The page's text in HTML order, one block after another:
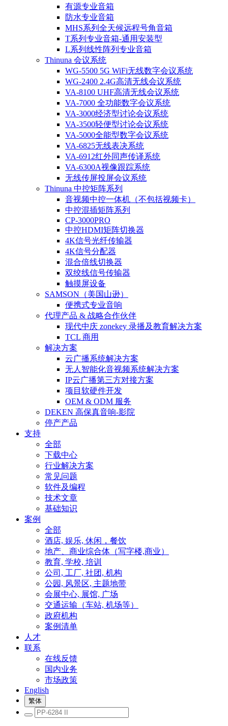
有源专业音箱
防水专业音箱
MHS系列全天候远程号角音箱
T系列专业音箱-通用安装型
L系列线性阵列专业音箱
Thinuna 会议系统
WG-5500 5G WiFi无线数字会议系统
WG-2400 2.4G高清无线会议系统
VA-8100 UHF高清无线会议系统
VA-7000 全功能数字会议系统
VA-3000经济型讨论会议系统
VA-3500轻便型讨论会议系统
VA-5000全能型数字会议系统
VA-6825无线表决系统
VA-6912红外同声传译系统
VA-6300A视像跟踪系统
无线传屏投屏会议系统
Thinuna 中控矩阵系列
音视频中控一体机（不包括视频卡）
中控混插矩阵系列
CP-3000PRO
中控HDMI矩阵切换器
4K信号光纤传输器
4K信号分配器
混合倍线切换器
双绞线信号传输器
触摸屏设备
SAMSON（美国山逊）
便携式专业音响
代理产品 & 战略合作伙伴
现代中庆 zonekey 录播及教育解决方案
TCL 商用
解决方案
云广播系统解决方案
无人智能化音视频系统解决方案
IP云广播第三方对接方案
项目软硬件开发
OEM & ODM 服务
DEKEN 高保真音响-影院
停产产品
支持
全部
下载中心
行业解决方案
常见问题
软件及编程
技术文章
基础知识
案例
全部
酒店, 娱乐, 休闲，餐饮
地产、商业综合体（写字楼,商业）
教育, 学校, 培训
公司, 工厂, 社团, 机构
公园, 风景区, 主题地带
会展中心, 展馆, 广场
交通运输（车站, 机场等）
政府机构
案例清单
人才
联系
在线反馈
国内业务
市场政策
English
繁体